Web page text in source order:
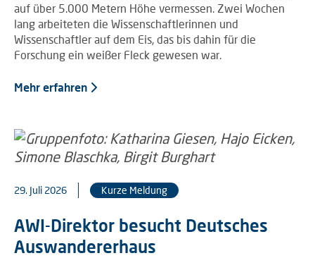
auf über 5.000 Metern Höhe vermessen. Zwei Wochen
lang arbeiteten die Wissenschaftlerinnen und
Wissenschaftler auf dem Eis, das bis dahin für die
Forschung ein weißer Fleck gewesen war.
Mehr erfahren
29. Juli 2026 Kurze Meldung
AWI-Direktor besucht Deutsches
Auswandererhaus